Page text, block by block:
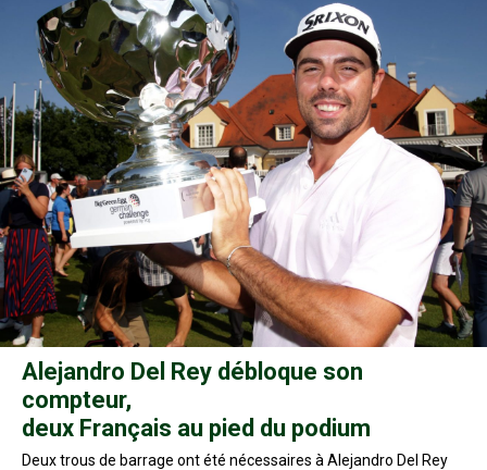
Alejandro Del Rey débloque son
compteur,
deux Français au pied du podium
Deux trous de barrage ont été nécessaires à Alejandro Del Rey